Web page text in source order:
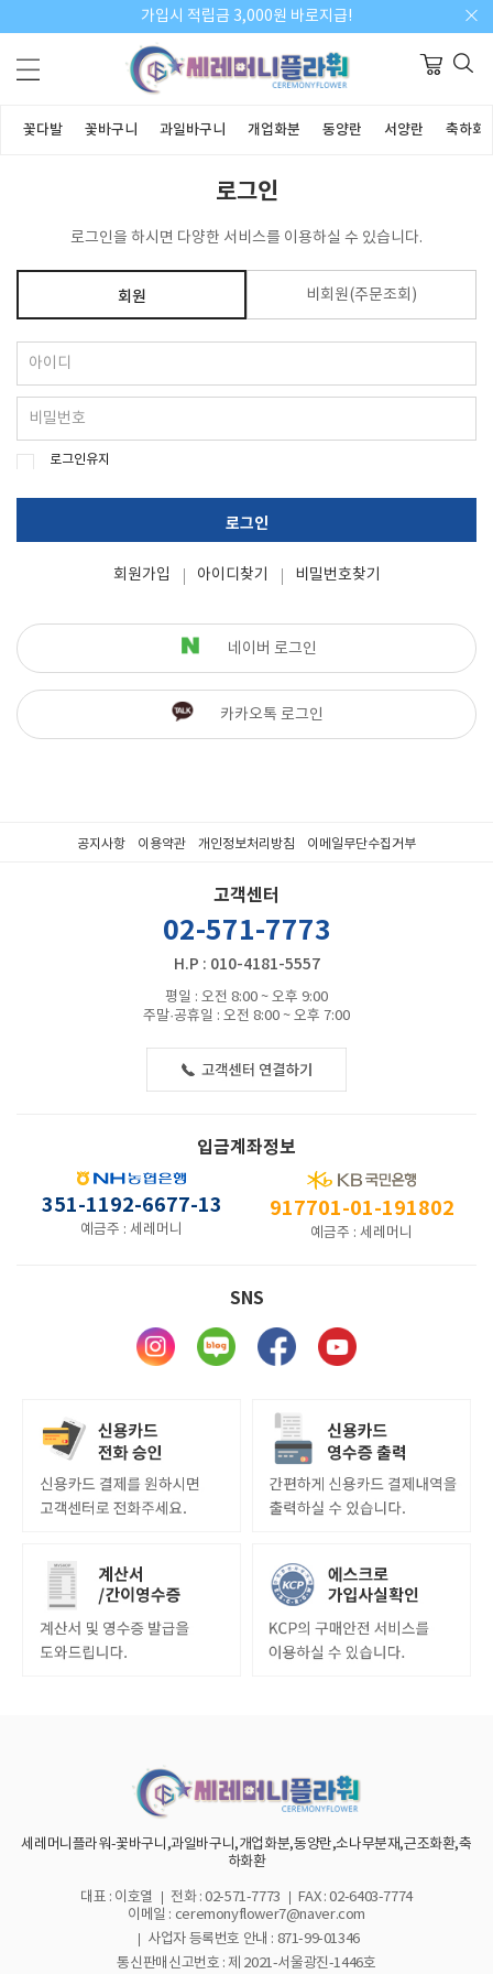
가입시 적립금 3,000원 바로지급!
꽃다발 꽃바구니 과일바구니 개업화분 동양란 서양란 축하화
로그인
로그인을 하시면 다양한 서비스를 이용하실 수 있습니다.
회원 비회원(주문조회)
로그인유지
로그인
회원가입 아이디찾기 비밀번호찾기
네이버 로그인
카카오톡 로그인
공지사항 이용약관 개인정보처리방침 이메일무단수집거부
고객센터
02-571-7773
H.P : 010-4181-5557
평일 : 오전 8:00 ~ 오후 9:00
주말·공휴일 : 오전 8:00 ~ 오후 7:00
입금계좌정보
351-1192-6677-13
예금주 : 세레머니
917701-01-191802
예금주 : 세레머니
SNS
세레머니플라워-꽃바구니,과일바구니,개업화분,동양란,소나무분재,근조화환,축
하화환
대표 : 이호열 전화 : 02-571-7773
FAX : 02-6403-7774
이메일 : ceremonyflower7@naver.com
사업자 등록번호 안내 : 871-99-01346
통신판매신고번호 : 제 2021-서울광진-1446호